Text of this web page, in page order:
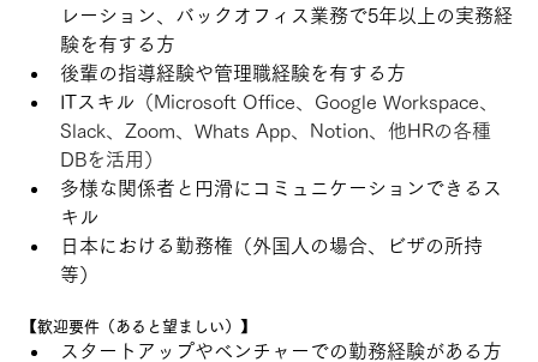
レーション、バックオフィス業務で5年以上の実務経
験を有する方
後輩の指導経験や管理職経験を有する方
ITスキル （Microsoft Office、Google Workspace、
Slack、Zoom、Whats App、Notion、他HRの各種
DBを活用）
多様な関係者と円滑にコミュニケーションできるス
キル
日本における勤務権（外国人の場合、ビザの所持
等）
【歓迎要件（あると望ましい）】
スタートアップやベンチャーでの勤務経験がある方